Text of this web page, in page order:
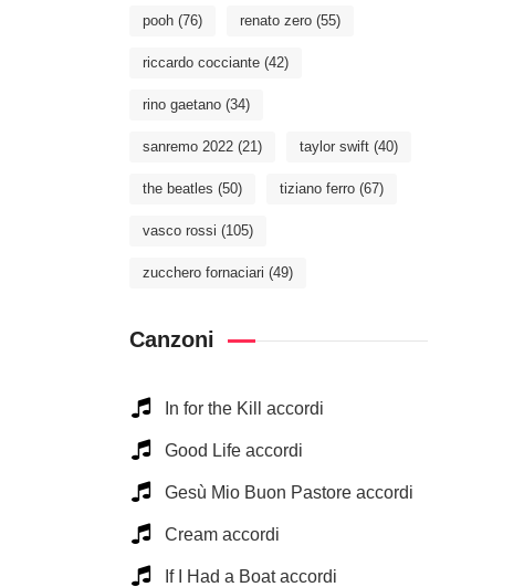
pooh (76) renato zero (55)
riccardo cocciante (42)
rino gaetano (34)
sanremo 2022 (21) taylor swift (40)
the beatles (50) tiziano ferro (67)
vasco rossi (105)
zucchero fornaciari (49)
Canzoni
In for the Kill accordi
Good Life accordi
Gesù Mio Buon Pastore accordi
Cream accordi
If I Had a Boat accordi